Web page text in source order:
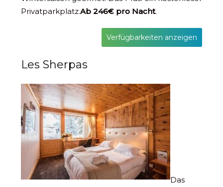
Privatparkplatz.Ab 246€ pro Nacht.
Verfügbarkeiten anzeigen
Les Sherpas
Das